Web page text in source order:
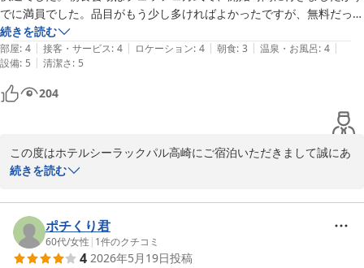
またのお越しをお待ち致しております。
ホテルシーラックパル高崎　支配人
ホテル シーラックパル高崎
2026-06-09
でに満員でした。品目がもう少し多ければよかったですが、無料だった
ので十分だと思います。高崎駅前からは離れてはいますが、車であれば
価格もリーズナブルなのでまた利用したいです。
続きを読む
部屋: 4 | 接客・サービス: 4 | ロケーション: 4 | 朝食: 3 | 温泉・お風呂: 4 |
設備: 5 | 清潔さ: 5
204
この度はホテルシーラックパル高崎にご宿泊いただきまして誠にあ
りがとうございます。
また価格やご宿泊頂いたお部屋に関しましてお褒めの言葉を頂き、
重ねてお礼申し上げます。
朝食会場および品数に関しましては、ご不便等お掛けし、誠に申し
続きを読む
ポチくり君
60代/女性 | 1件のクチコミ
4 2026年5月19日投稿